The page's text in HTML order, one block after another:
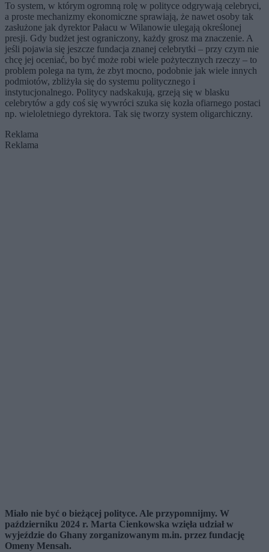
To system, w którym ogromną rolę w polityce odgrywają celebryci,
a proste mechanizmy ekonomiczne sprawiają, że nawet osoby tak
zasłużone jak dyrektor Pałacu w Wilanowie ulegają określonej
presji. Gdy budżet jest ograniczony, każdy grosz ma znaczenie. A
jeśli pojawia się jeszcze fundacja znanej celebrytki – przy czym nie
chcę jej oceniać, bo być może robi wiele pożytecznych rzeczy – to
problem polega na tym, że zbyt mocno, podobnie jak wiele innych
podmiotów, zbliżyła się do systemu politycznego i
instytucjonalnego. Politycy nadskakują, grzeją się w blasku
celebrytów a gdy coś się wywróci szuka się kozła ofiarnego postaci
np. wieloletniego dyrektora. Tak się tworzy system oligarchiczny.
Reklama
Reklama
Miało nie być o bieżącej polityce. Ale przypomnijmy. W
październiku 2024 r. Marta Cienkowska wzięła udział w
wyjeździe do Ghany zorganizowanym m.in. przez fundację
Omeny Mensah.